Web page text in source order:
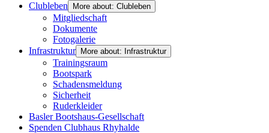
Clubleben
More about: Clubleben
Mitgliedschaft
Dokumente
Fotogalerie
Infrastruktur
More about: Infrastruktur
Trainingsraum
Bootspark
Schadensmeldung
Sicherheit
Ruderkleider
Basler Bootshaus-Gesellschaft
Spenden Clubhaus Rhyhalde